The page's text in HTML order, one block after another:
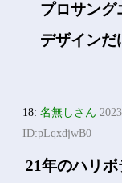
プロサング
デザインだ
18:名無しさん
ID:pLqxdjwB0
21年のハリ